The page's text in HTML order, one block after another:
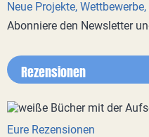
Neue Projekte,
Abonniere den Newsletter
Rezensionen
Eure Rezensionen